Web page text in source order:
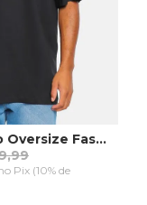
Camiseta Ecko Oversize Fashion Basic Preta
Pix (10% de